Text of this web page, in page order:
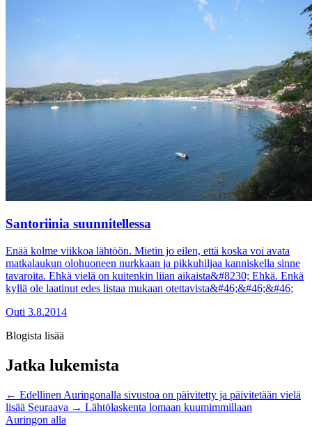
Santoriinia suunnitellessa
Enää kolme viikkoa lähtöön. Mietin jo eilen, että koska voi avata
matkalaukun olohuoneen nurkkaan ja pikkuhiljaa kanniskella sinne
tavaroita. Ehkä vielä on kuitenkin liian aikaista&#8230; Ehkä. Enkä
kyllä ole laatinut edes listaa mukaan otettavista&#46;&#46;&#46;
Outi 3.8.2014
Blogista lisää
Jatka lukemista
← Edellinen Auringonalla sivustoa on päivitetty ja päivitetään vielä
lisää Seuraava → Lähtölaskenta lomaan kuumimmillaan
Auringon alla